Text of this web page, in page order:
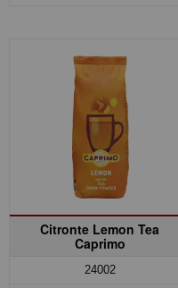
Citronte Lemon Tea
Caprimo
24002